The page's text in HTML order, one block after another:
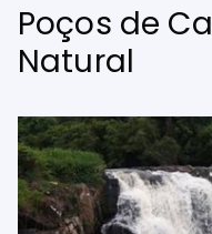
Poços de
Natural